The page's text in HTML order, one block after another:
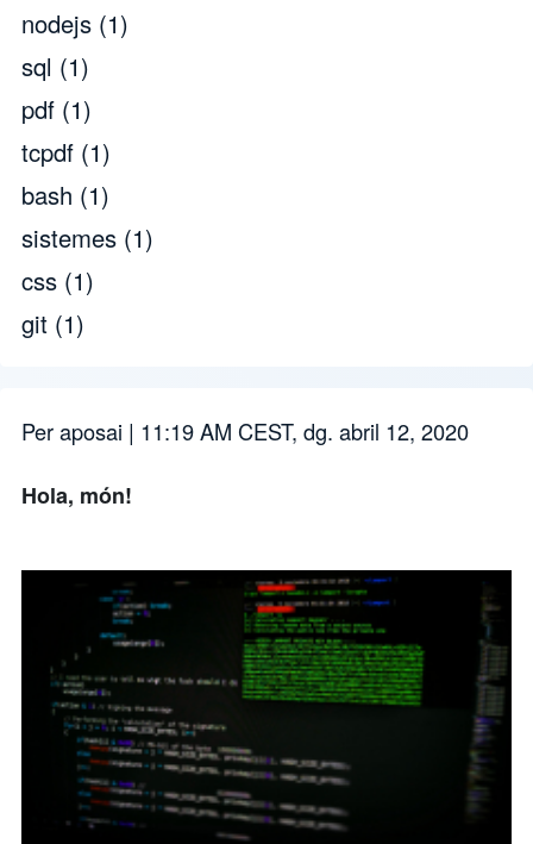
nodejs (1)
sql (1)
pdf (1)
tcpdf (1)
bash (1)
sistemes (1)
css (1)
git (1)
Peraposai | 11:19 AM CEST, dg. abril 12, 2020
Hola, món!